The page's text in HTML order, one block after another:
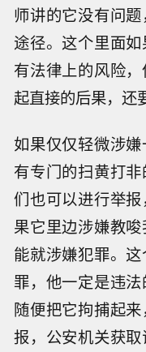
师讲的它没有问
途径。这个里面
有法律上的风险
起直接的后果，还
如果仅仅轻微涉
有专门的扫黄打
们也可以进行举
果它里边涉嫌教
能就涉嫌犯罪。
罪，他一定是违
随便把它拘捕起
报，公安机关获